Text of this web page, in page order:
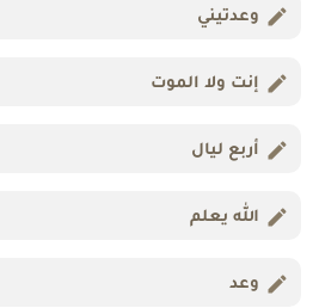
وعدتيني
إنت ولا الموت
أربع ليال
الله يعلم
وعد